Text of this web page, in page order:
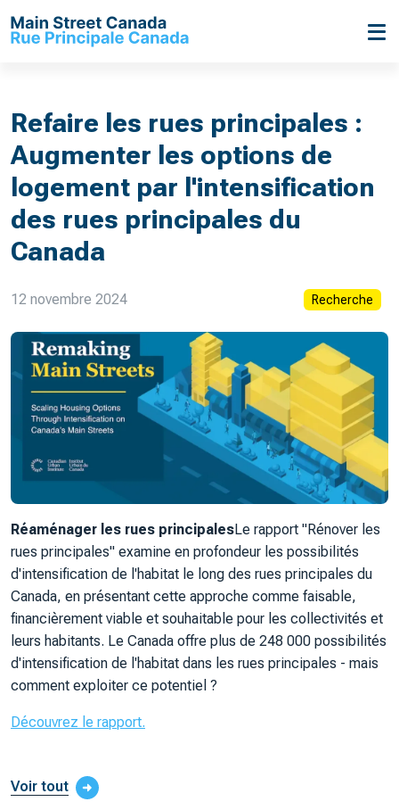
Refaire les rues principales :
Augmenter les options de
logement par l'intensification
des rues principales du
Canada
12 novembre 2024 Recherche
Réaménager les rues principalesLe rapport "Rénover les
rues principales" examine en profondeur les possibilités
d'intensification de l'habitat le long des rues principales du
Canada, en présentant cette approche comme faisable,
financièrement viable et souhaitable pour les collectivités et
leurs habitants. Le Canada offre plus de 248 000 possibilités
d'intensification de l'habitat dans les rues principales - mais
comment exploiter ce potentiel ?
Découvrez le rapport.
Voir tout